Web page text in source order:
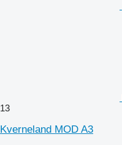
13
Kverneland MOD A3